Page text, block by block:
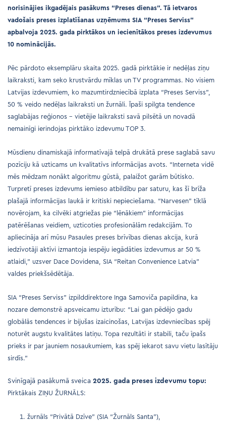
norisinājies ikgadējais pasākums “Preses dienas”. Tā ietvaros
vadošais preses izplatīšanas uzņēmums SIA “Preses Serviss”
apbalvoja 2025. gada pirktākos un iecienītākos preses izdevumus
10 nominācijās.
Pēc pārdoto eksemplāru skaita 2025. gadā pirktākie ir nedēļas ziņu
laikraksti, kam seko krustvārdu mīklas un TV programmas. No visiem
Latvijas izdevumiem, ko mazumtirdzniecībā izplata “Preses Serviss”,
50 % veido nedēļas laikraksti un žurnāli. Īpaši spilgta tendence
saglabājas reģionos – vietējie laikraksti savā pilsētā un novadā
nemainīgi ierindojas pirktāko izdevumu TOP 3.
Mūsdienu dinamiskajā informatīvajā telpā drukātā prese saglabā savu
pozīciju kā uzticams un kvalitatīvs informācijas avots. “Interneta vidē
mēs mēdzam nonākt algoritmu gūstā, palaižot garām būtisko.
Turpretī preses izdevums iemieso atbildību par saturu, kas šī brīža
plašajā informācijas laukā ir kritiski nepieciešama. “Narvesen” tīklā
novērojam, ka cilvēki atgriežas pie “lēnākiem” informācijas
patērēšanas veidiem, uzticoties profesionālām redakcijām. To
apliecināja arī mūsu Pasaules preses brīvības dienas akcija, kurā
iedzīvotāji aktīvi izmantoja iespēju iegādāties izdevumus ar 50 %
atlaidi,” uzsver Dace Dovidena, SIA “Reitan Convenience Latvia”
valdes priekšsēdētāja.
SIA “Preses Serviss” izpilddirektore Inga Samoviča papildina, ka
nozare demonstrē apsveicamu izturību: “Lai gan pēdējo gadu
globālās tendences ir bijušas izaicinošas, Latvijas izdevniecības spēj
noturēt augstu kvalitātes latiņu. Topa rezultāti ir stabili, taču īpašs
prieks ir par jauniem nosaukumiem, kas spēj iekarot savu vietu lasītāju
sirdīs.”
Svinīgajā pasākumā sveica 2025. gada preses izdevumu topu:
Pirktākais ZIŅU ŽURNĀLS:
žurnāls “Privātā Dzīve” (SIA “Žurnāls Santa”),